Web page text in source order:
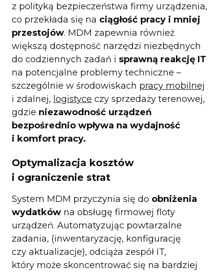
z polityką bezpieczeństwa firmy urządzenia,
co przekłada się na ciągłość pracy i mniej
przestojów. MDM zapewnia również
większą dostępność narzędzi niezbędnych
do codziennych zadań i sprawną reakcję IT
na potencjalne problemy techniczne –
szczególnie w środowiskach pracy mobilnej
i zdalnej, logistyce czy sprzedaży terenowej,
gdzie niezawodność urządzeń
bezpośrednio wpływa na wydajność
i komfort pracy.
Optymalizacja kosztów
i ograniczenie strat
System MDM przyczynia się do obniżenia
wydatków na obsługę firmowej floty
urządzeń. Automatyzując powtarzalne
zadania, (inwentaryzację, konfigurację
czy aktualizacje), odciąża zespół IT,
który może skoncentrować się na bardziej